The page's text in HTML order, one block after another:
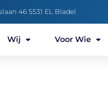
46 5531 EL Bladel
Wij Voor Wie